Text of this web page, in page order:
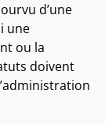
d’une
une
ou la
doivent